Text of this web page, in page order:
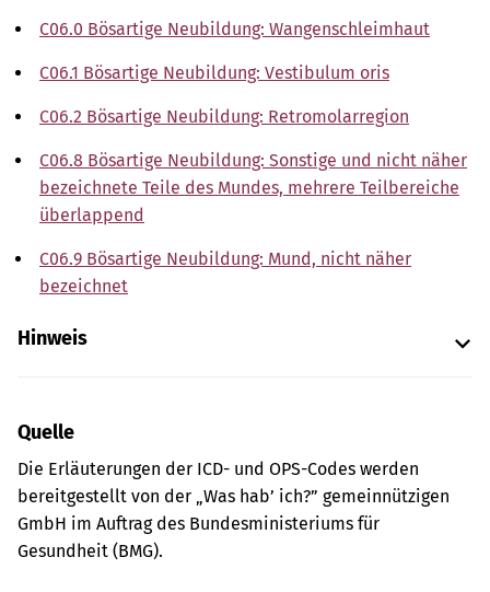
C06.0 Bösartige Neubildung: Wangenschleimhaut
C06.1 Bösartige Neubildung: Vestibulum oris
C06.2 Bösartige Neubildung: Retromolarregion
C06.8 Bösartige Neubildung: Sonstige und nicht näher
bezeichnete Teile des Mundes, mehrere Teilbereiche
überlappend
C06.9 Bösartige Neubildung: Mund, nicht näher
bezeichnet
Hinweis
Quelle
Die Erläuterungen der ICD- und OPS-Codes werden
bereitgestellt von der „Was hab’ ich?” gemeinnützigen
GmbH im Auftrag des Bundesministeriums für
Gesundheit (BMG).